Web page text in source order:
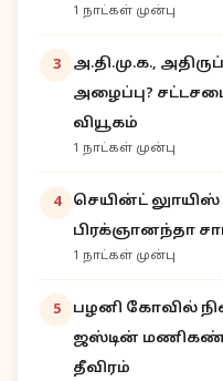
1 நாட்கள் முன்பு
3
அ.தி.மு.க.,
அழைப்பு?
வியூகம்
1 நாட்கள் முன்பு
4
செயின்ட்
பிரக்ஞானந்தா
1 நாட்கள் முன்பு
5
பழனி கோவில்
ஜஸ்டின்
தீவிரம்